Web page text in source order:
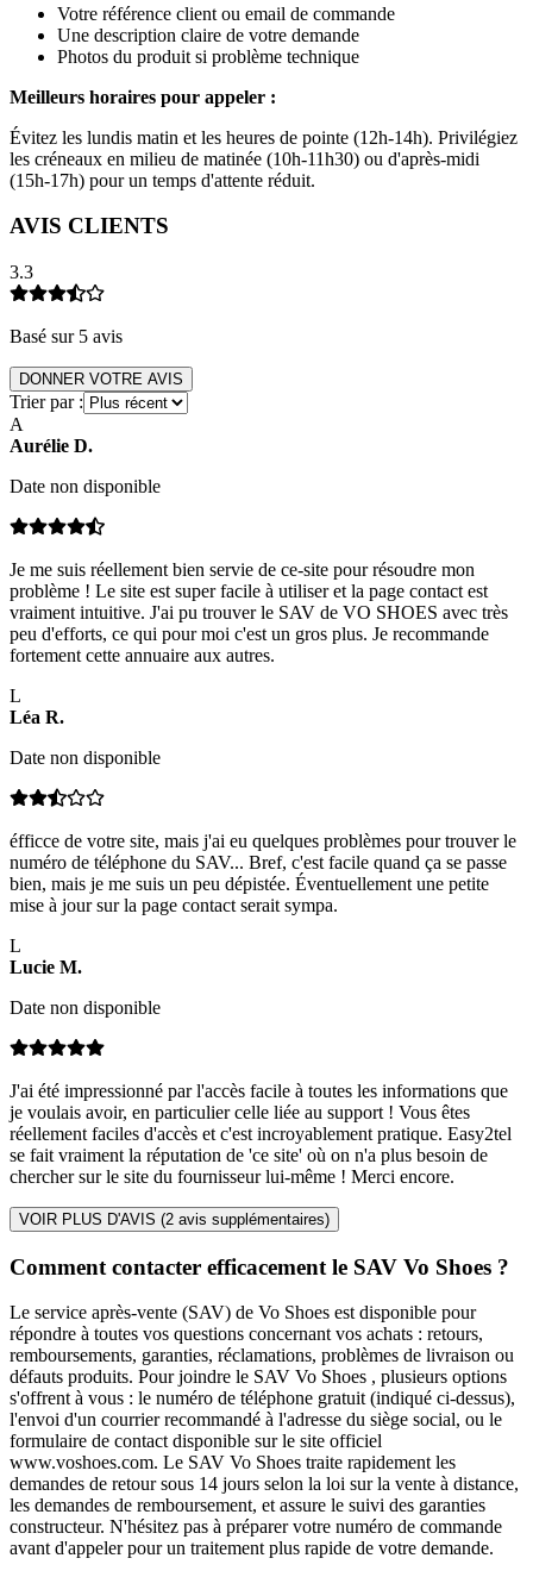
Votre référence client ou email de commande
Une description claire de votre demande
Photos du produit si problème technique
Meilleurs horaires pour appeler :
Évitez les lundis matin et les heures de pointe (12h-14h). Privilégiez
les créneaux en milieu de matinée (10h-11h30) ou d'après-midi
(15h-17h) pour un temps d'attente réduit.
AVIS CLIENTS
3.3
Basé sur 5 avis
DONNER VOTRE AVIS
Trier par :
A
Aurélie D.
Date non disponible
Je me suis réellement bien servie de ce-site pour résoudre mon
problème ! Le site est super facile à utiliser et la page contact est
vraiment intuitive. J'ai pu trouver le SAV de VO SHOES avec très
peu d'efforts, ce qui pour moi c'est un gros plus. Je recommande
fortement cette annuaire aux autres.
L
Léa R.
Date non disponible
éfficce de votre site, mais j'ai eu quelques problèmes pour trouver le
numéro de téléphone du SAV... Bref, c'est facile quand ça se passe
bien, mais je me suis un peu dépistée. Éventuellement une petite
mise à jour sur la page contact serait sympa.
L
Lucie M.
Date non disponible
J'ai été impressionné par l'accès facile à toutes les informations que
je voulais avoir, en particulier celle liée au support ! Vous êtes
réellement faciles d'accès et c'est incroyablement pratique. Easy2tel
se fait vraiment la réputation de 'ce site' où on n'a plus besoin de
chercher sur le site du fournisseur lui-même ! Merci encore.
VOIR PLUS D'AVIS (2 avis supplémentaires)
Comment contacter efficacement le SAV Vo Shoes ?
Le service après-vente (SAV) de Vo Shoes est disponible pour
répondre à toutes vos questions concernant vos achats : retours,
remboursements, garanties, réclamations, problèmes de livraison ou
défauts produits. Pour joindre le SAV Vo Shoes , plusieurs options
s'offrent à vous : le numéro de téléphone gratuit (indiqué ci-dessus),
l'envoi d'un courrier recommandé à l'adresse du siège social, ou le
formulaire de contact disponible sur le site officiel
www.voshoes.com. Le SAV Vo Shoes traite rapidement les
demandes de retour sous 14 jours selon la loi sur la vente à distance,
les demandes de remboursement, et assure le suivi des garanties
constructeur. N'hésitez pas à préparer votre numéro de commande
avant d'appeler pour un traitement plus rapide de votre demande.